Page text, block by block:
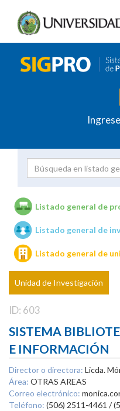
Unidades de
Listado general de
Listado general de
Listado general de
Unidad de Investigación
ID: 603
SISTEMA
E INFORMACIÓN
Director o directora: Licda.
Área: OTRAS AREAS
Correo electrónico:
Teléfono: (506) 2511-4461 /